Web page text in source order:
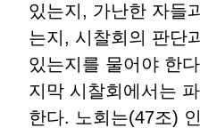
있는지, 가난한 자들
는지, 시찰회의 판단
있는지를 물어야 한
지막 시찰회에서는
한다. 노회는(47조)